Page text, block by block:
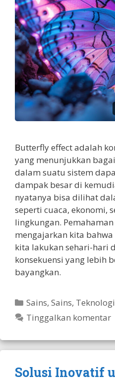
Butterfly effect adalah
yang menunjukkan
dalam suatu sistem
dampak besar di
nyatanya bisa dilihat
seperti cuaca, ekonomi,
lingkungan.
mengajarkan kita
kita lakukan sehari-hari
konsekuensi yang lebih
bayangkan.
Kategori
Sains,Sains,
Tinggalkan komentar
Solusi Inovatif